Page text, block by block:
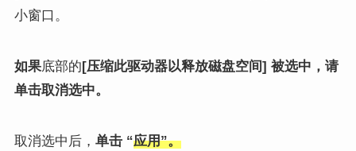
小窗口。
如果底部的[压缩此驱动器以释放磁盘空间] 被选中，请
单击取消选中。
取消选中后， 单击 “应用”。